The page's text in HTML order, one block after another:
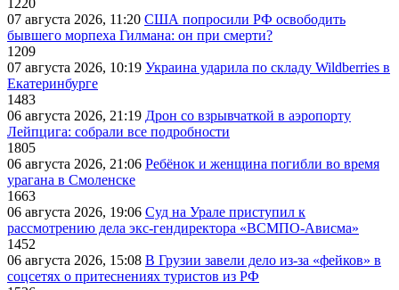
07 августа 2026, 11:20 США попросили РФ освободить
бывшего морпеха Гилмана: он при смерти?
1209
07 августа 2026, 10:19 Украина ударила по складу Wildberries в
Екатеринбурге
1483
06 августа 2026, 21:19 Дрон со взрывчаткой в аэропорту
Лейпцига: собрали все подробности
1805
06 августа 2026, 21:06 Ребёнок и женщина погибли во время
урагана в Смоленске
1663
06 августа 2026, 19:06 Суд на Урале приступил к
рассмотрению дела экс-гендиректора «ВСМПО-Ависма»
1452
06 августа 2026, 15:08 В Грузии завели дело из-за «фейков» в
соцсетях о притеснениях туристов из РФ